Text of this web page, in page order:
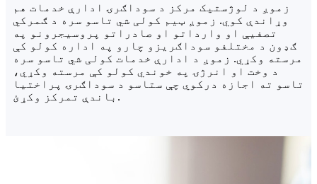
زموږ د لوژستیک مرکز د سوداګرۍ ادارې خدمات هم
وړاندې کوي. زموږ ټیم کولی شي تاسو سره د ګمرکي
تصفیې او وارداتو او صادراتو پروسیجرونو په
ګډون د مختلفو سوداګریزو چارو په اداره کولو کې
مرسته وکړي. زموږ د ادارې خدمات کولی شي تاسو سره
د وخت او انرژۍ په خوندي کولو کې مرسته وکړي،
تاسو ته اجازه درکوي چې ستاسو د سوداګرۍ پراختیا
باندې تمرکز وکړئ.